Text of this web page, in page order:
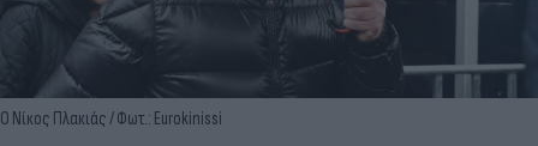
Ο Νίκος Πλακιάς / Φωτ.: Eurokinissi